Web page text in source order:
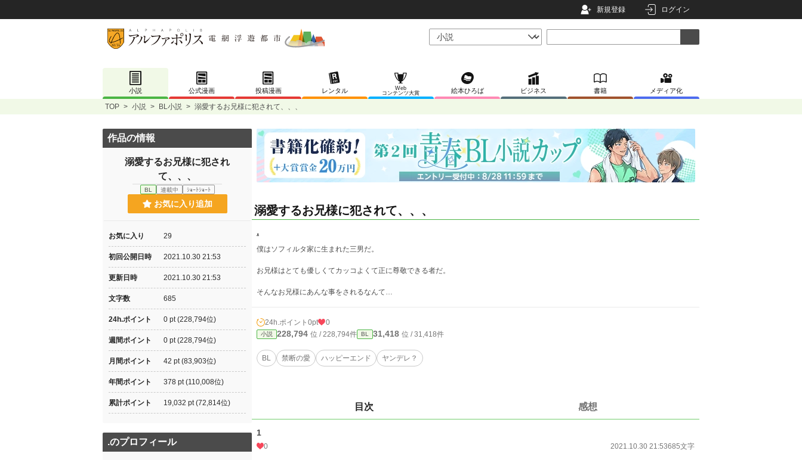
新規登録 ログイン
小説 公式漫画 投稿漫画 レンタル
Web
コンテンツ大賞
絵本ひろば ビジネス 書籍 メディア化
TOP > 小説 > BL小説 > 溺愛するお兄様に犯されて、、、
溺愛するお兄様に犯されて、、、
.
僕はソフィルタ家に生まれた三男だ。
お兄様はとても優しくてカッコよくて正に尊敬できる者だ。
そんなお兄様にあんな事をされるなんて…
24h.ポイント 0pt 0
小説 228,794 位 / 228,794件 BL 31,418 位 / 31,418件
BL 禁断の愛 ハッピーエンド ヤンデレ？
目次 感想
1
0 2021.10.30 21:53685文字
作品の情報
溺愛するお兄様に犯され
て、、、
BL 連載中 ｼｮｰﾄｼｮｰﾄ
お気に入り追加
お気に入り 29
初回公開日時 2021.10.30 21:53
更新日時 2021.10.30 21:53
文字数 685
24h.ポイント 0 pt (228,794位)
週間ポイント 0 pt (228,794位)
月間ポイント 42 pt (83,903位)
年間ポイント 378 pt (110,008位)
累計ポイント 19,032 pt (72,814位)
.のプロフィール